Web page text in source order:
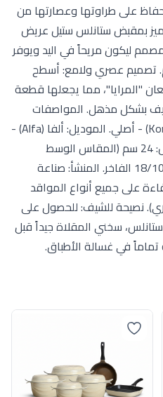
على طراوتها وعصارتها من
بمقبض ستانلس ستيل عريض
مصمم ليكون مريحاً في اليد ويوفر
تصميم عصري ولامع: أسطح
"المرايا"، مما يجعلها قطعة
بشكل مذهل. المواصفات
الفنية: الماركة: كوركماز (Korkmaz) - أصلي. الموديل: ألفا (Alfa) -
الفئة الاحترافية الثقيلة. المقاس: 24 سم (المقاس الوسط
العملي). الخامة: ستانلس ستيل 18/10 الفاخر. المنشأ: صناعة
بكفاءة على جميع أنواع المواقد
نصيحة للشيف: للحصول على
سخني المقلاة جيداً قبل
في غسالة الأطباق.